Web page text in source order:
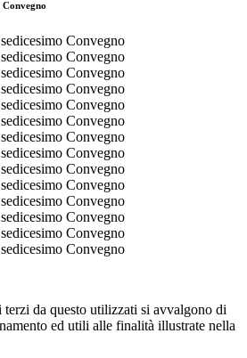
Convegno
da questo utilizzati si avvalgono di
ed utili alle finalità illustrate nella